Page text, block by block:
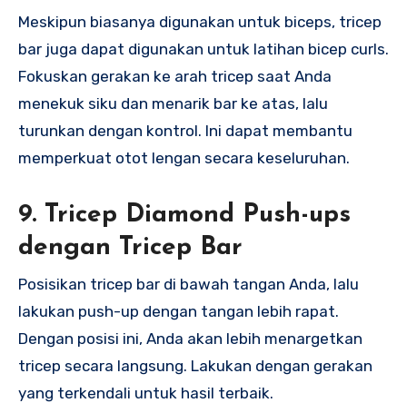
Meskipun biasanya digunakan untuk biceps, tricep
bar juga dapat digunakan untuk latihan bicep curls.
Fokuskan gerakan ke arah tricep saat Anda
menekuk siku dan menarik bar ke atas, lalu
turunkan dengan kontrol. Ini dapat membantu
memperkuat otot lengan secara keseluruhan.
9. Tricep Diamond Push-ups
dengan Tricep Bar
Posisikan tricep bar di bawah tangan Anda, lalu
lakukan push-up dengan tangan lebih rapat.
Dengan posisi ini, Anda akan lebih menargetkan
tricep secara langsung. Lakukan dengan gerakan
yang terkendali untuk hasil terbaik.